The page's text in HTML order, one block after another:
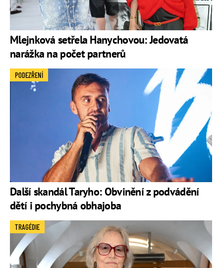
Mlejnková setřela Hanychovou: Jedovatá
narážka na počet partnerů
Další skandál Taryho: Obvinění z podvádění
dětí i pochybná obhajoba
PODEZŘENÍ
TRAGÉDIE